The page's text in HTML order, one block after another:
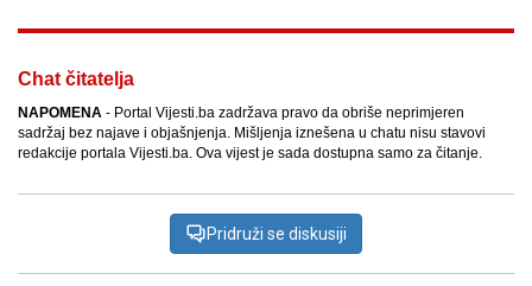
Chat čitatelja
NAPOMENA - Portal Vijesti.ba zadržava pravo da obriše neprimjeren
sadržaj bez najave i objašnjenja. Mišljenja iznešena u chatu nisu stavovi
redakcije portala Vijesti.ba. Ova vijest je sada dostupna samo za čitanje.
Pridruži se diskusiji